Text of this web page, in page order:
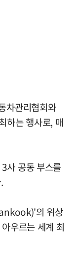
차관리협회와
하는 행사로, 매
사 공동 부스를
의 위상
우르는 세계 최